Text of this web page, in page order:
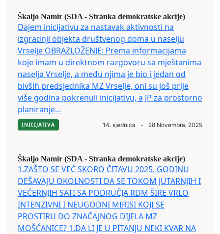
Škaljo Namir (SDA - Stranka demokratske akcije)
Dajem inicijativu za nastavak aktivnosti na
izgradnji objekta društvenog doma u naselju
Vrselje OBRAZLOŽENJE: Prema informacijama
koje imam u direktnom razgovoru sa mještanima
naselja Vrselje, a među njima je bio i jedan od
bivših predsjednika MZ Vrselje, oni su još prije
više godina pokrenuli inicijativu, a JP za prostorno
planiranje...
INICIJATIVA 14. sjednica - 28 Novembra, 2025
Škaljo Namir (SDA - Stranka demokratske akcije)
1.ZAŠTO SE VEĆ SKORO ČITAVU 2025. GODINU
DEŠAVAJU OKOLNOSTI DA SE TOKOM JUTARNJIH I
VEČERNJIH SATI SA PODRUČJA RDM ŠIRE VRLO
INTENZIVNI I NEUGODNI MIRISI KOJI SE
PROSTIRU DO ZNAČAJNOG DIJELA MZ
MOŠĆANICE? 1.DA LI JE U PITANJU NEKI KVAR NA